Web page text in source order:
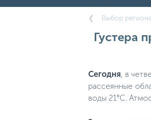
Выбор региона
Густера
Сегодня , в
рассеянные
воды 21°C.